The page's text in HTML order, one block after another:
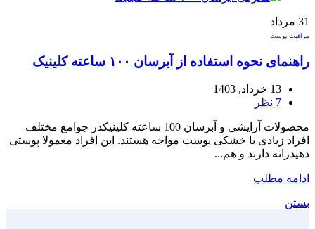
31 مرداد
مراقبت پوست
راهنمای نحوه استفاده از آبرسان ۱۰۰ ساعته کلینیک
13 خرداد, 1403
7 نظر
محصولات آرایشی و آبرسان 100 ساعته کلینیکدر جوامع مختلف
افراد زیادی با خشکی پوست مواجه هستند. این افراد معمولا پوستی
دهیدراته دارند و هم...
ادامه مطلب
بستن